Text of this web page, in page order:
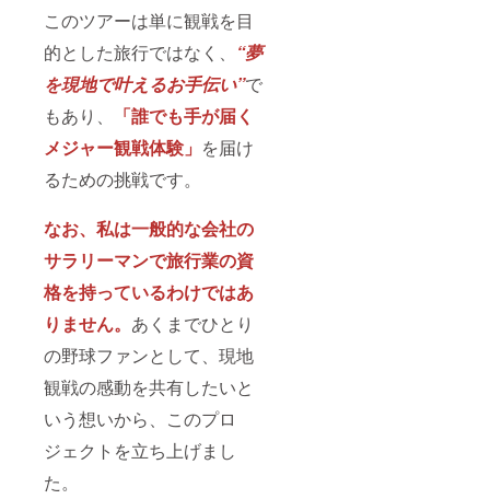
このツアーは単に観戦を目
的とした旅行ではなく、 “夢
を現地で叶えるお手伝い”で
もあり、
「誰でも手が届く
メジャー観戦体験」 を届け
るための挑戦です。
なお、私は一般的な会社の
サラリーマンで旅行業の資
格を持っているわけではあ
りません。 あくまでひとり
の野球ファンとして、現地
観戦の感動を共有したいと
いう想いから、このプロ
ジェクトを立ち上げまし
た。